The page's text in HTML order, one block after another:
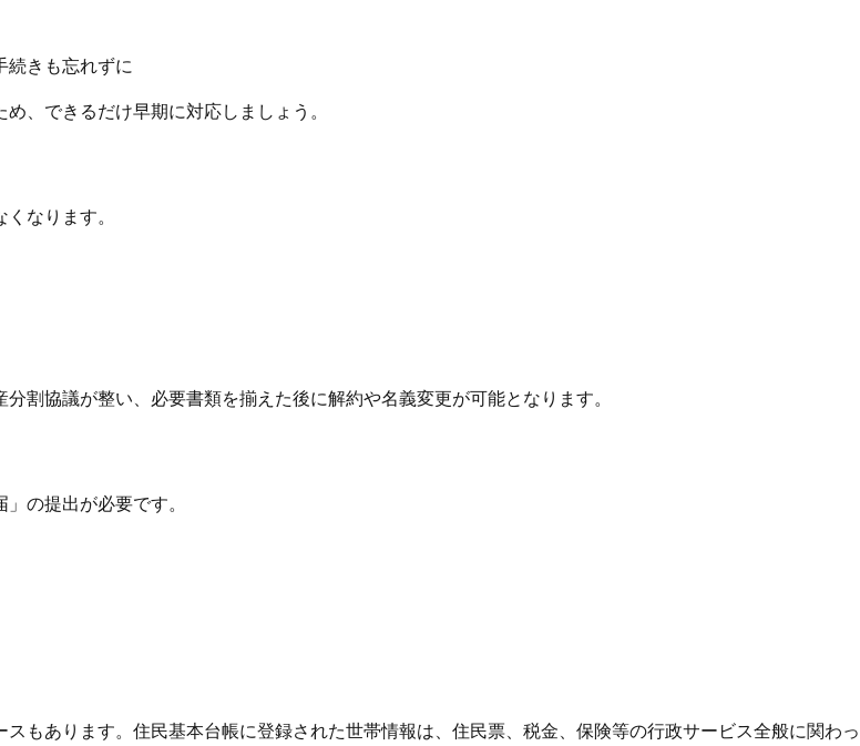
続きも忘れずに
、できるだけ早期に対応しましょう。
なります。
割協議が整い、必要書類を揃えた後に解約や名義変更が可能となります。
の提出が必要です。
もあります。住民基本台帳に登録された世帯情報は、住民票、税金、保険等の行政サービス全般に関わっ